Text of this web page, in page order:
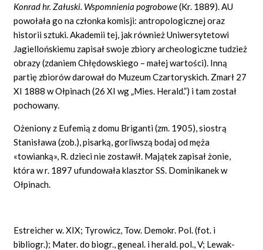
Konrad hr. Załuski. Wspomnienia pogrobowe(Kr. 1889). AU
powołała go na członka komisji: antropologicznej oraz
historii sztuki. Akademii tej, jak również Uniwersytetowi
Jagiellońskiemu zapisał swoje zbiory archeologiczne tudzież
obrazy (zdaniem Chłędowskiego – małej wartości). Inną
partię zbiorów darował do Muzeum Czartoryskich. Zmarł 27
XI 1888 w Ołpinach (26 XI wg „Mies. Herald.”) i tam został
pochowany.
Ożeniony z Eufemią z domu Briganti (zm. 1905), siostrą
Stanisława (zob.), pisarką, gorliwszą bodaj od męża
«towianką», R. dzieci nie zostawił. Majątek zapisał żonie,
która w r. 1897 ufundowała klasztor SS. Dominikanek w
Ołpinach.
Estreicher w. XIX; Tyrowicz, Tow. Demokr. Pol. (fot. i
bibliogr.); Mater. do biogr., geneal. i herald. pol., V; Lewak-